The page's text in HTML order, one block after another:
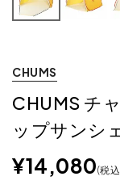
CHUMS
CHUMS チ
ップサンシ
¥14,080 税込